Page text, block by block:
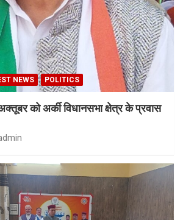
NEWS POLITICS
को अर्की विधानसभा क्षेत्र के प्रवास